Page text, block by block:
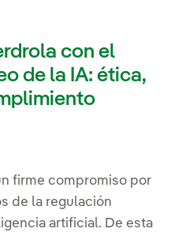
con el
de la IA: ética,
firme compromiso por
de la regulación
artificial. De esta